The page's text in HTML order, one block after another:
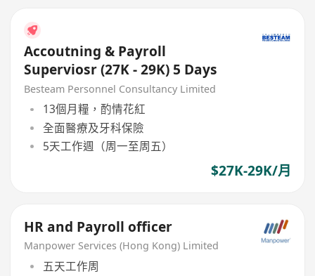
Accoutning & Payroll
Superviosr (27K - 29K) 5 Days
Besteam Personnel Consultancy Limited
13個月糧，酌情花紅
全面醫療及牙科保險
5天工作週（周一至周五）
$27K-29K/月
HR and Payroll officer
Manpower Services (Hong Kong) Limited
五天工作周